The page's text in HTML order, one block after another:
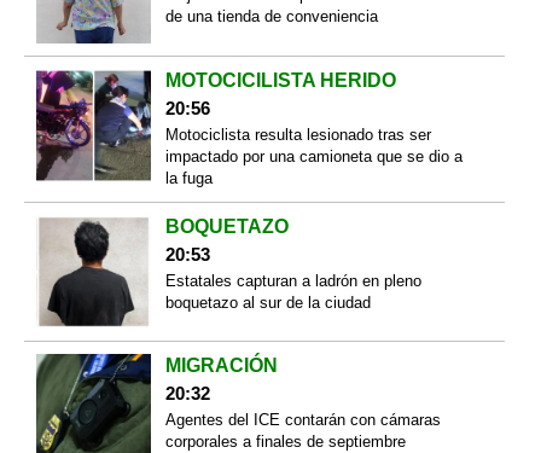
de una tienda de conveniencia
MOTOCICILISTA HERIDO
20:56
Motociclista resulta lesionado tras ser
impactado por una camioneta que se dio a
la fuga
BOQUETAZO
20:53
Estatales capturan a ladrón en pleno
boquetazo al sur de la ciudad
MIGRACIÓN
20:32
Agentes del ICE contarán con cámaras
corporales a finales de septiembre